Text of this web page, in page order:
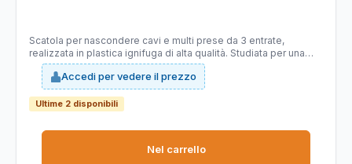
Scatola per nascondere cavi e multi prese da 3 entrate,
realizzata in plastica ignifuga di alta qualità. Studiata per una
gestione ordinata dei cavi, è dotata di fessure laterali che ne
consentono il passaggio, inoltre facilitano la circolazione
ottimale dell’aria. Il coperchio ha un’apertura passacavi circolare
richiudibile ideale per cavi di ricarica dei telefoni cellulari. 5035-
Accedi per vedere il prezzo
Ultime 2 disponibili
Nel carrello